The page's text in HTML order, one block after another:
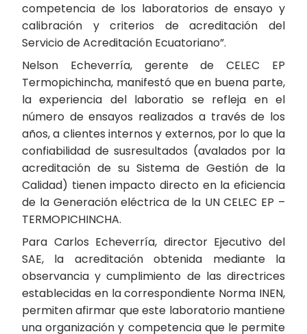
competencia de los laboratorios de ensayo y
calibración y criterios de acreditación del
Servicio de Acreditación Ecuatoriano”.
Nelson Echeverría, gerente de CELEC EP
Termopichincha, manifestó que en buena parte,
la experiencia del laboratio se refleja en el
número de ensayos realizados a través de los
años, a clientes internos y externos, por lo que la
confiabilidad de susresultados (avalados por la
acreditación de su Sistema de Gestión de la
Calidad) tienen impacto directo en la eficiencia
de la Generación eléctrica de la UN CELEC EP –
TERMOPICHINCHA.
Para Carlos Echeverría, director Ejecutivo del
SAE, la acreditación obtenida mediante la
observancia y cumplimiento de las directrices
establecidas en la correspondiente Norma INEN,
permiten afirmar que este laboratorio mantiene
una organización y competencia que le permite